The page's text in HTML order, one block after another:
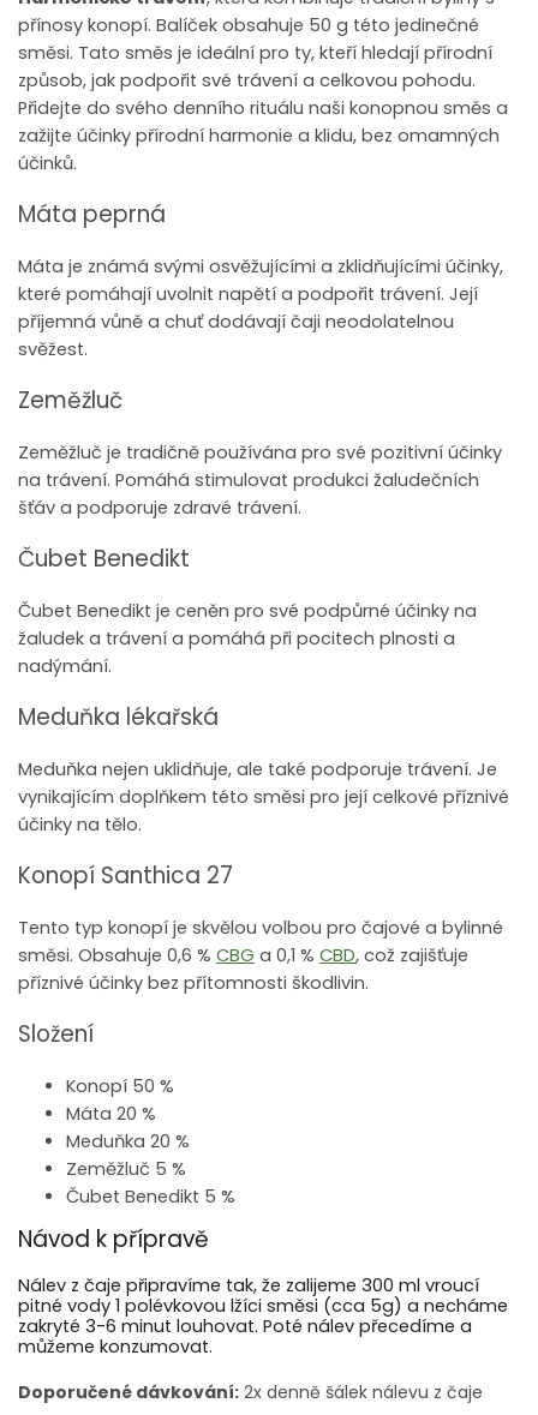
přínosy konopí. Balíček obsahuje 50 g této jedinečné
směsi. Tato směs je ideální pro ty, kteří hledají přírodní
způsob, jak podpořit své trávení a celkovou pohodu.
Přidejte do svého denního rituálu naši konopnou směs a
zažijte účinky přírodní harmonie a klidu, bez omamných
účinků.
Máta peprná
Máta je známá svými osvěžujícími a zklidňujícími účinky,
které pomáhají uvolnit napětí a podpořit trávení. Její
příjemná vůně a chuť dodávají čaji neodolatelnou
svěžest.
Zeměžluč
Zeměžluč je tradičně používána pro své pozitivní účinky
na trávení. Pomáhá stimulovat produkci žaludečních
šťáv a podporuje zdravé trávení.
Čubet Benedikt
Čubet Benedikt je ceněn pro své podpůrné účinky na
žaludek a trávení a pomáhá při pocitech plnosti a
nadýmání.
Meduňka lékařská
Meduňka nejen uklidňuje, ale také podporuje trávení. Je
vynikajícím doplňkem této směsi pro její celkové příznivé
účinky na tělo.
Konopí Santhica 27
Tento typ konopí je skvělou volbou pro čajové a bylinné
směsi. Obsahuje 0,6 % CBG a 0,1 % CBD, což zajišťuje
příznivé účinky bez přítomnosti škodlivin.
Složení
Konopí 50 %
Máta 20 %
Meduňka 20 %
Zeměžluč 5 %
Čubet Benedikt 5 %
Návod k přípravě
Nálev z čaje připravíme tak, že zalijeme 300 ml vroucí
pitné vody 1 polévkovou lžíci směsi (cca 5g) a necháme
zakryté 3-6 minut louhovat. Poté nálev přecedíme a
můžeme konzumovat.
Doporučené dávkování: 2x denně šálek nálevu z čaje